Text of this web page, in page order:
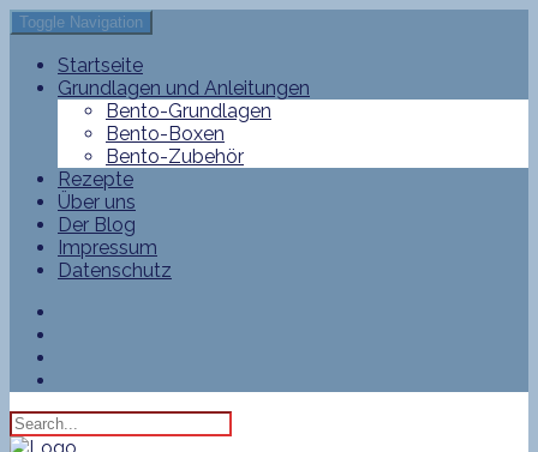
Toggle Navigation
Startseite
Grundlagen und Anleitungen
Bento-Grundlagen
Bento-Boxen
Bento-Zubehör
Rezepte
Über uns
Der Blog
Impressum
Datenschutz